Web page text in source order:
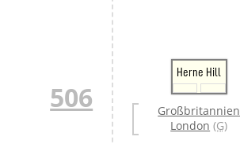
506
Herne Hill
Großbritannien
London (G)